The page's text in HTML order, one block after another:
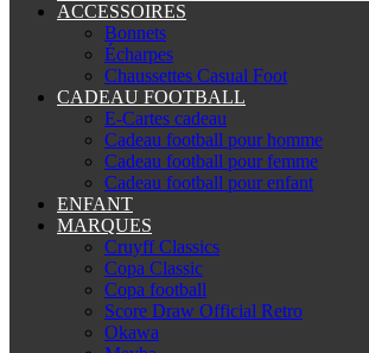
ACCESSOIRES
Bonnets
Écharpes
Chaussettes Casual Foot
CADEAU FOOTBALL
E-Cartes cadeau
Cadeau football pour homme
Cadeau football pour femme
Cadeau football pour enfant
ENFANT
MARQUES
Cruyff Classics
Copa Classic
Copa football
Score Draw Official Retro
Okawa